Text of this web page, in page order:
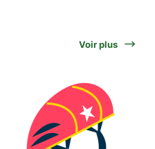
Voir plus